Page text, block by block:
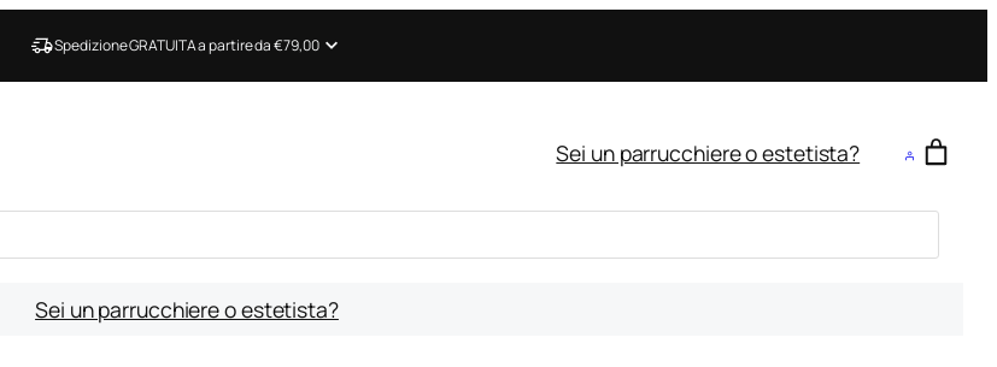
Spedizione GRATUITA a partire da €79,00
Sei un parrucchiere o estetista?
Sei un parrucchiere o estetista?